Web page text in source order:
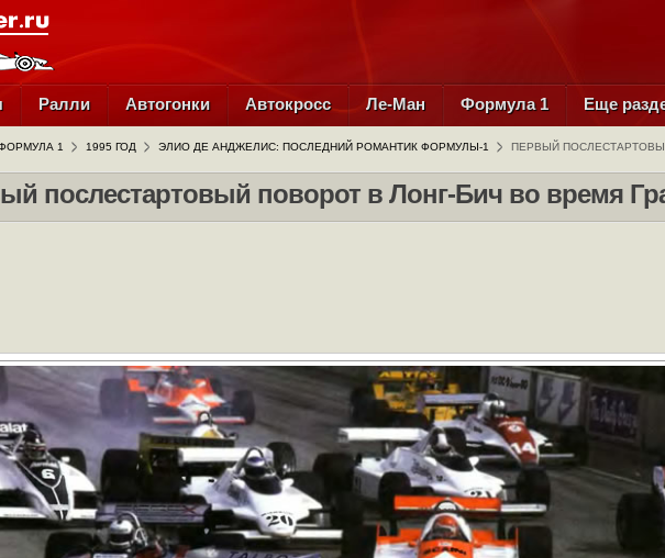
Ралли Автогонки Автокросс Ле-Ман Формула 1 Еще
1 1995 ГОД ЭЛИО ДЕ АНДЖЕЛИС: ПОСЛЕДНИЙ РОМАНТИК ФОРМУЛЫ-1 ПЕРВЫЙ
послестартовый поворот в Лонг-Бич во время